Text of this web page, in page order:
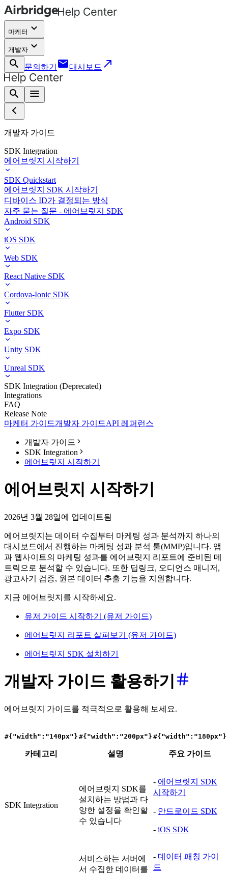
마케터 keyboard_arrow_down
개발자 keyboard_arrow_down
search
문의하기 email대시보드 call_made
search menu
개발자 가이드
SDK Integration
에어브릿지 시작하기
SDK Quickstart
에어브릿지 SDK 시작하기
디바이스 ID가 결정되는 방식
자주 묻는 질문 - 에어브릿지 SDK
Android SDK
iOS SDK
Web SDK
React Native SDK
Cordova-Ionic SDK
Flutter SDK
Expo SDK
Unity SDK
Unreal SDK
SDK Integration (Deprecated)
Integrations
FAQ
Release Note
마케터 가이드개발자 가이드API 레퍼런스
개발자 가이드
SDK Integration
에어브릿지 시작하기
에어브릿지 시작하기
2026년 3월 28일에 업데이트됨
에어브릿지는 데이터 수집부터 마케팅 성과 분석까지 하나의
대시보드에서 진행하는 마케팅 성과 분석 툴(MMP)입니다. 앱
과 웹사이트의 마케팅 성과를 에어브릿지 리포트에 준비된 메
트릭으로 분석할 수 있습니다. 또한 딥링크, 오디언스 매니저,
광고사기 검증, 원본 데이터 추출 기능을 지원합니다.
지금 에어브릿지를 시작하세요.
유저 가이드 시작하기 (유저 가이드)
에어브릿지 리포트 살펴보기 (유저 가이드)
에어브릿지 SDK 설치하기
개발자 가이드 활용하기
에어브릿지 가이드를 적극적으로 활용해 보세요.
#{"width":"140px"}
카테고리
#{"width":"200px"}
설명
#{"width":"180px"}
주요 가이드
SDK Integration
에어브릿지 SDK를
설치하는 방법과 다
양한 설정을 확인할
수 있습니다
- 에어브릿지 SDK
시작하기
- 안드로이드 SDK
- iOS SDK
서비스하는 서버에
서 수집한 데이터를
- 데이터 패칭 가이
드